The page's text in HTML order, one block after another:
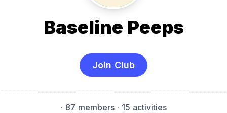
Baseline Peeps
Join Club
· 87 members· 15 activities